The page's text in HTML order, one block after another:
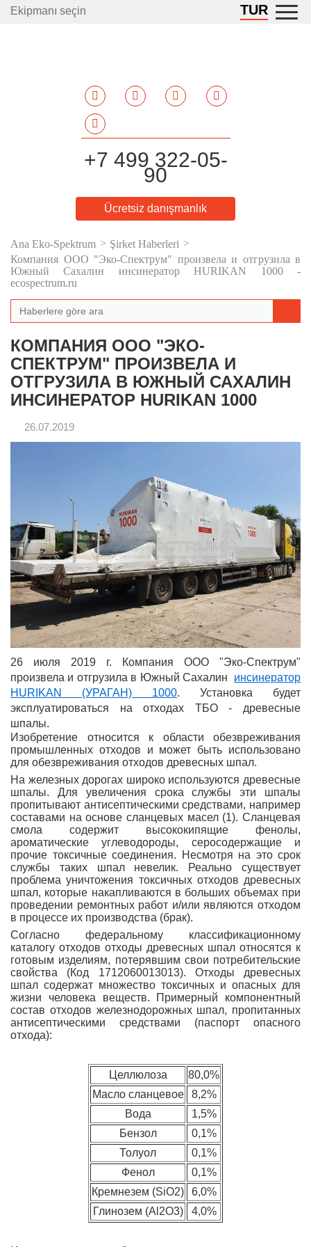
Ekipmanı seçin
+7 499 322-05-
90
Ücretsiz danışmanlık
TUR
Ana Eko-Spektrum
Şirket Haberleri
Компания ООО "Эко-Спектрум" произвела и отгрузила в
Южный Сахалин инсинератор HURIKAN 1000 -
ecospectrum.ru
КОМПАНИЯ ООО "ЭКО-
СПЕКТРУМ" ПРОИЗВЕЛА И
ОТГРУЗИЛА В ЮЖНЫЙ САХАЛИН
ИНСИНЕРАТОР HURIKAN 1000
26.07.2019
26 июля 2019 г. Компания ООО "Эко-Спектрум"
произвела и отгрузила в Южный Сахалин инсинератор
HURIKAN (УРАГАН) 1000. Установка будет
эксплуатироваться на отходах ТБО - древесные
шпалы.
Изобретение относится к области обезвреживания
промышленных отходов и может быть использовано
для обезвреживания отходов древесных шпал.
На железных дорогах широко используются древесные
шпалы. Для увеличения срока службы эти шпалы
пропитывают антисептическими средствами, например
составами на основе сланцевых масел (1). Сланцевая
смола содержит высококипящие фенолы,
ароматические углеводороды, серосодержащие и
прочие токсичные соединения. Несмотря на это срок
службы таких шпал невелик. Реально существует
проблема уничтожения токсичных отходов древесных
шпал, которые накапливаются в больших объемах при
проведении ремонтных работ и/или являются отходом
в процессе их производства (брак).
Согласно федеральному классификационному
каталогу отходов отходы древесных шпал относятся к
готовым изделиям, потерявшим свои потребительские
свойства (Код 1712060013013). Отходы древесных
шпал содержат множество токсичных и опасных для
жизни человека веществ. Примерный компонентный
состав отходов железнодорожных шпал, пропитанных
антисептическими средствами (паспорт опасного
отхода):
Целлюлоза
80,0%
Масло сланцевое
8,2%
Вода
1,5%
Бензол
0,1%
Толуол
0,1%
Фенол
0,1%
Кремнезем (SiO2)
6,0%
Глинозем (Al2O3)
4,0%